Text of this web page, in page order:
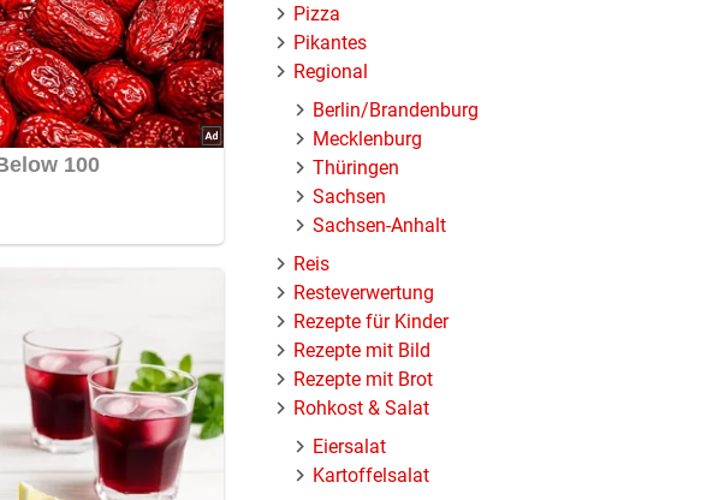
Pizza
Pikantes
Regional
Berlin/Brandenburg
Mecklenburg
Thüringen
Sachsen
Sachsen-Anhalt
Reis
Resteverwertung
Rezepte für Kinder
Rezepte mit Bild
Rezepte mit Brot
Rohkost & Salat
Eiersalat
Kartoffelsalat